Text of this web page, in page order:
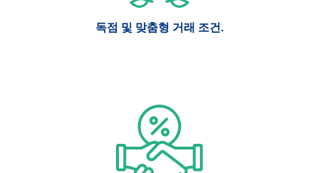
독점 및 맞춤형 거래 조건.